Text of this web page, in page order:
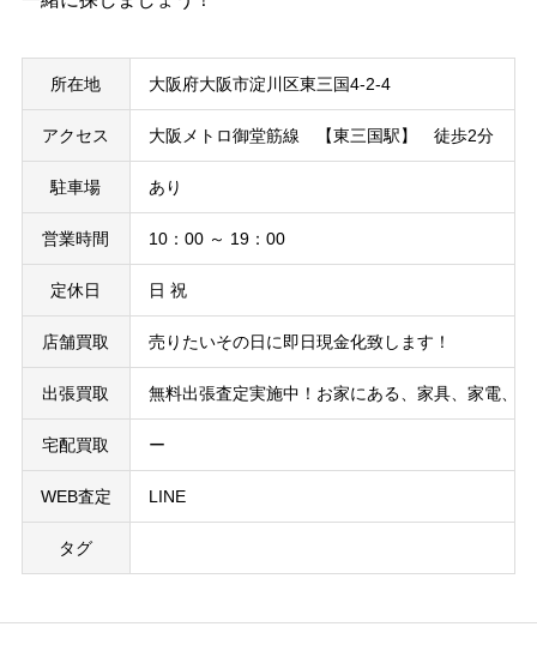
所在地 大阪府大阪市淀川区東三国4-2-4
アクセス 大阪メトロ御堂筋線 【東三国駅】 徒歩2分
駐車場 あり
営業時間 10：00 ～ 19：00
定休日 日 祝
店舗買取 売りたいその日に即日現金化致します！
出張買取 無料出張査定実施中！お家にある、家具、家電、
宅配買取 ー
WEB査定 LINE
タグ